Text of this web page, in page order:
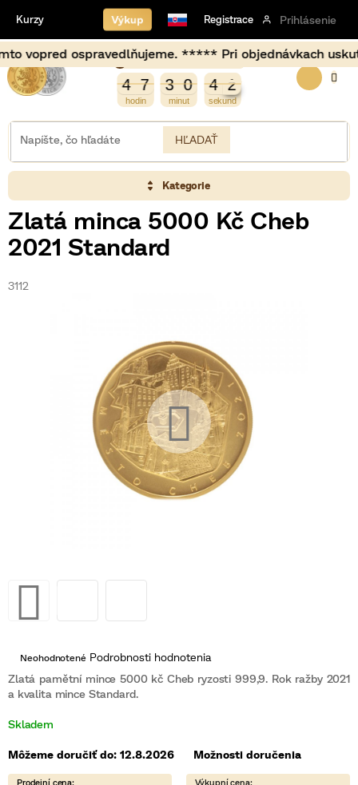
obsah
***** Pri objednávkach
Výkup Registrace Prihlásenie
Kurzy
Burza opět otevírá za
4
4 7
7 3
3 0
0 4
4 1
2
1
HĽADAŤ
Kategorie
Zlatá minca 5000 Kč Cheb
2021 Standard
3112
Skladem
Zlatá pamětní mince 5000 kč Cheb ryzosti 999,9. Rok ražby 2021
a kvalita mince Standard.
Priemerné
produktu
je
0,0
5
Neohodnotené Podrobnosti hodnotenia
Môžeme doručiť do: 12.8.2026 Možnosti doručenia